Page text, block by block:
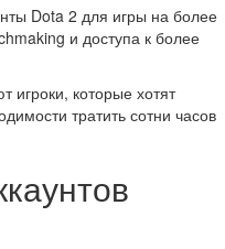
Dota 2 для игры на более
и доступа к более
игроки, которые хотят
тратить сотни часов